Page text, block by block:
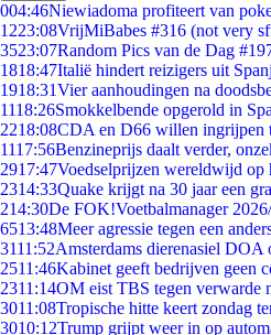
004:46Niewiadoma profiteert van
1223:08VrijMiBabes #316 (not very
3523:07Random Pics van de Dag
1818:47Italië hindert reizigers uit
1918:31Vier aanhoudingen na
1118:26Smokkelbende opgerold in
2218:08CDA en D66 willen ingrijpen
1117:56Benzineprijs daalt verder,
2917:47Voedselprijzen wereldwijd op
2314:33Quake krijgt na 30 jaar een
214:30De FOK!Voetbalmanager
6513:48Meer agressie tegen een
3111:52Amsterdams dierenasiel
2511:46Kabinet geeft bedrijven geen
2311:14OM eist TBS tegen verwarde
3011:08Tropische hitte keert zondag
3010:12Trump grijpt weer in op